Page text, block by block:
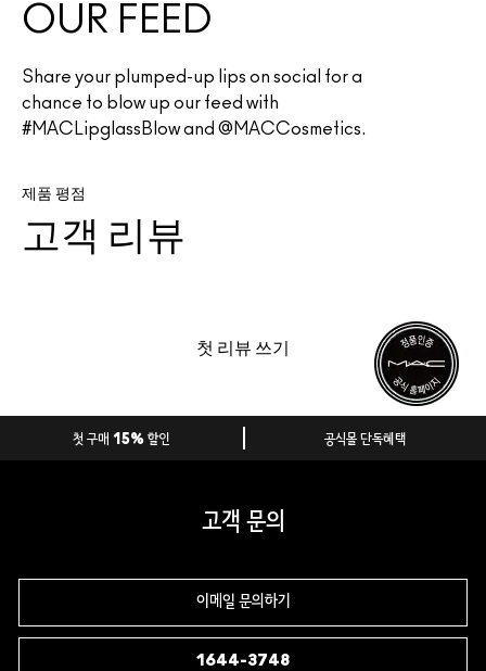
OUR FEED
Share your plumped-up lips on social for a
chance to blow up our feed with
#MACLipglassBlow and @MACCosmetics.
제품 평점
고객 리뷰
첫 리뷰 쓰기
첫 구매 15% 할인 공식몰 단독혜택
고객 문의
이메일 문의하기
1644-3748